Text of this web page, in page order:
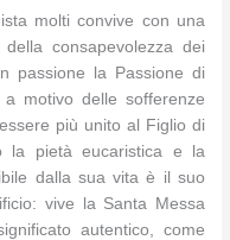
molti convive con una
consapevolezza dei
passione la Passione di
motivo delle sofferenze
più unito al Figlio di
la pietà eucaristica e la
dalla sua vita è il suo
vive la Santa Messa
autentico, come